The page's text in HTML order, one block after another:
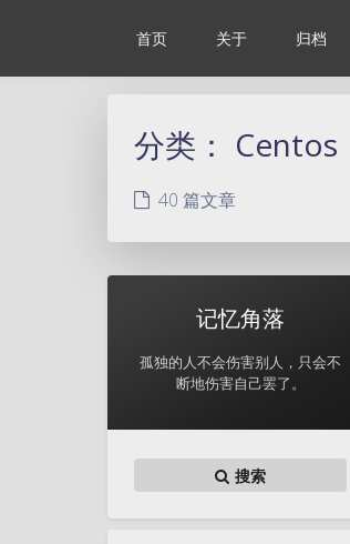
首页 关于 归档
分类： Centos
40 篇文章
记忆角落
孤独的人不会伤害别人，只会不
断地伤害自己罢了。
搜索